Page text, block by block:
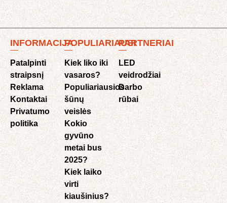
INFORMACIJA
Patalpinti
straipsnį
Reklama
Kontaktai
Privatumo
politika
POPULIARIAUSI
Kiek liko iki
vasaros?
Populiariausios
šūnų
veislės
Kokio
gyvūno
metai bus
2025?
Kiek laiko
virti
kiaušinius?
PARTNERIAI
LED
veidrodžiai
Darbo
rūbai